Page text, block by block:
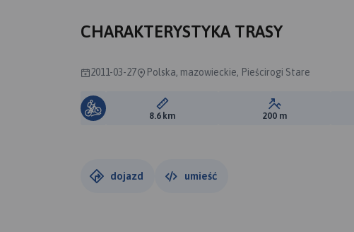
CHARAKTERYSTYKA TRASY
2011-03-27 Polska, mazowieckie, Pieścirogi Stare
Długość trasy:
8.6 km Suma przewyższeń:
200 m
dojazd umieść